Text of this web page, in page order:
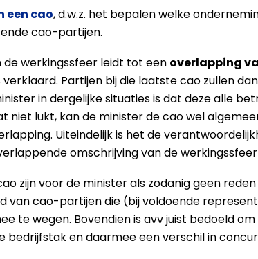
een cao, d.w.z. het bepalen welke
cao-partijen.
de werkingssfeer leidt tot een overlapping
Partijen bij die laatste cao zullen
in dergelijke situaties is dat deze alle
niet lukt, kan de minister de cao wel
Uiteindelijk is het de
omschrijving van de
zijn voor de minister als zodanig geen
van cao-partijen die (bij voldoende
te wegen. Bovendien is avv juist bedoeld
bedrijfstak en daarmee een verschil in